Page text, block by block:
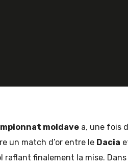
moldave a, une fois
un match d’or entre le Dacia
raflant finalement la mise.